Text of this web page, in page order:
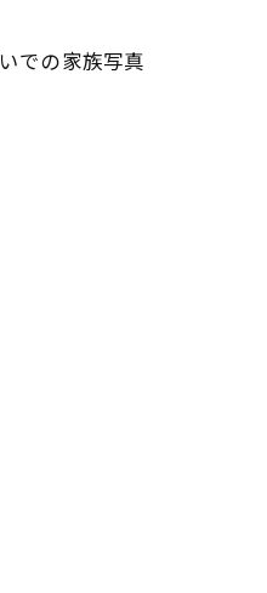
での家族写真